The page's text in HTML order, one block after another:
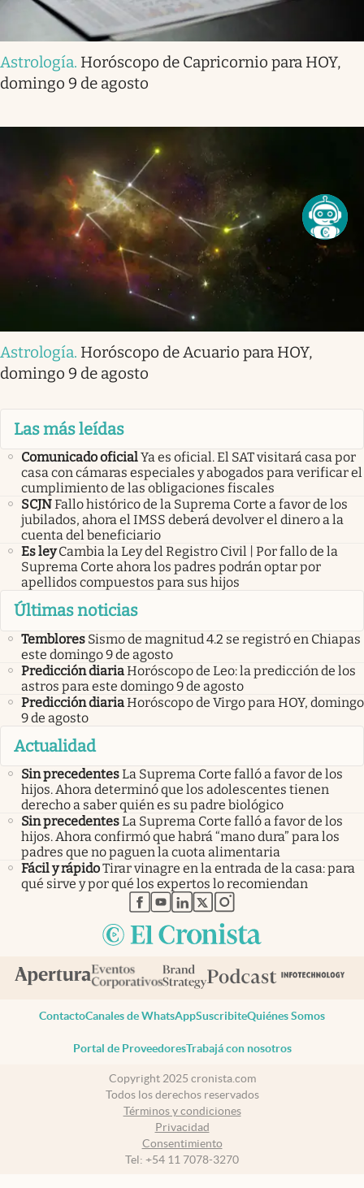
Astrología. Horóscopo de Capricornio para HOY,
domingo 9 de agosto
Astrología. Horóscopo de Acuario para HOY,
domingo 9 de agosto
Las más leídas
Comunicado oficialYa es oficial. El SAT visitará casa por
casa con cámaras especiales y abogados para verificar el
cumplimiento de las obligaciones fiscales
SCJNFallo histórico de la Suprema Corte a favor de los
jubilados, ahora el IMSS deberá devolver el dinero a la
cuenta del beneficiario
Es ley Cambia la Ley del Registro Civil | Por fallo de la
Suprema Corte ahora los padres podrán optar por
apellidos compuestos para sus hijos
Últimas noticias
Temblores Sismo de magnitud 4.2 se registró en Chiapas
este domingo 9 de agosto
Predicción diariaHoróscopo de Leo: la predicción de los
astros para este domingo 9 de agosto
Predicción diariaHoróscopo de Virgo para HOY, domingo
9 de agosto
Actualidad
Sin precedentesLa Suprema Corte falló a favor de los
hijos. Ahora determinó que los adolescentes tienen
derecho a saber quién es su padre biológico
Sin precedentesLa Suprema Corte falló a favor de los
hijos. Ahora confirmó que habrá “mano dura” para los
padres que no paguen la cuota alimentaria
Fácil y rápidoTirar vinagre en la entrada de la casa: para
qué sirve y por qué los expertos lo recomiendan
abre en nueva pestaña
abre en nueva pestaña
abre en nueva pestaña
abre en nueva pestaña
abre en nueva pestaña
ContactoCanales de WhatsAppSuscribiteQuiénes Somos
Portal de ProveedoresTrabajá con nosotros
Copyright 2025 cronista.com
Todos los derechos reservados
Términos y condiciones
Privacidad
Consentimiento
Tel: +54 11 7078-3270